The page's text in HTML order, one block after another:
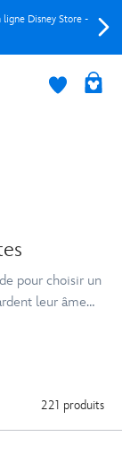
Disney Store -
pour choisir un
leur âme
221 produits